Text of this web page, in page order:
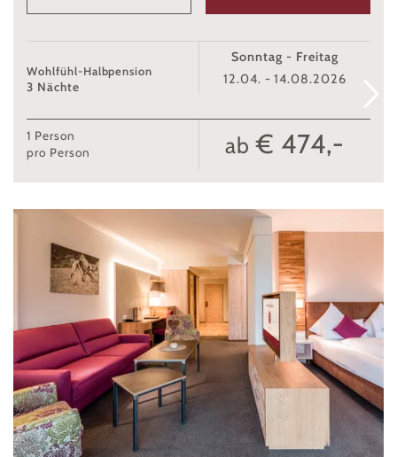
Wohlfühl-Halbpension
3 Nächte
Sonntag - Freitag
12.04. - 14.08.2026
1 Person
pro Person
ab € 474,-